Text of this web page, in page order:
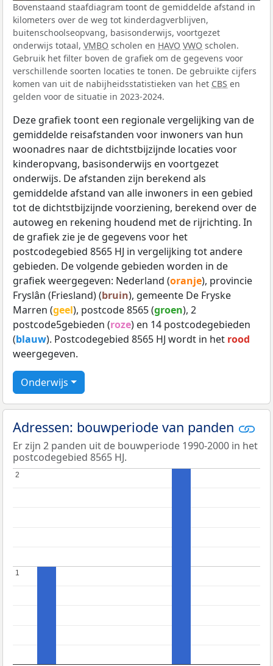
Bovenstaand staafdiagram toont de gemiddelde afstand in
kilometers over de weg tot kinderdagverblijven,
buitenschoolseopvang, basisonderwijs, voortgezet
onderwijs totaal, VMBO scholen en HAVO VWO scholen.
Gebruik het filter boven de grafiek om de gegevens voor
verschillende soorten locaties te tonen. De gebruikte cijfers
komen van uit de nabijheidsstatistieken van het CBS en
gelden voor de situatie in 2023-2024.
Deze grafiek toont een regionale vergelijking van de
gemiddelde reisafstanden voor inwoners van hun
woonadres naar de dichtstbijzijnde locaties voor
kinderopvang, basisonderwijs en voortgezet
onderwijs. De afstanden zijn berekend als
gemiddelde afstand van alle inwoners in een gebied
tot de dichtstbijzijnde voorziening, berekend over de
autoweg en rekening houdend met de rijrichting. In
de grafiek zie je de gegevens voor het
postcodegebied 8565 HJ in vergelijking tot andere
gebieden. De volgende gebieden worden in de
grafiek weergegeven: Nederland (oranje), provincie
Fryslân (Friesland) (bruin), gemeente De Fryske
Marren (geel), postcode 8565 (groen), 2
postcode5gebieden (roze) en 14 postcodegebieden
(blauw). Postcodegebied 8565 HJ wordt in het rood
weergegeven.
Onderwijs
Adressen: bouwperiode van panden
Er zijn 2 panden uit de bouwperiode 1990-2000 in het
postcodegebied 8565 HJ.
1
1
2
2